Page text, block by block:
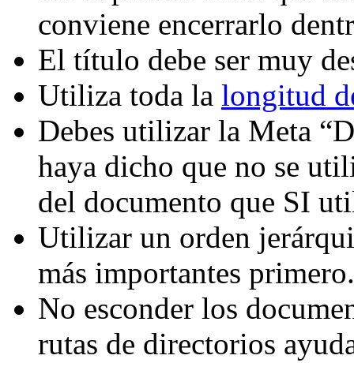
conviene encerrarlo
El título debe ser muy
Utiliza toda la longitud
Debes utilizar la Meta
haya dicho que no se
del documento que SI
Utilizar un orden
más importantes primero.
No esconder los
rutas de directorios